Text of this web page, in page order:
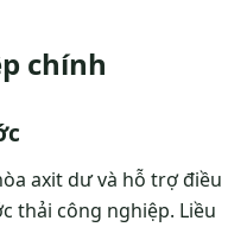
chính
axit dư và hỗ trợ điều
thải công nghiệp. Liều